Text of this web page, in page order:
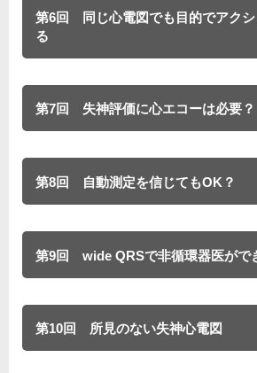
第6回 同じ心電図でも目的でアクシ
る
第7回 失神評価に心エコーは必要？
第8回 自動測定を信じてもOK？
第9回 wide QRSで非循環器医がで
第10回 所見のない失神心電図